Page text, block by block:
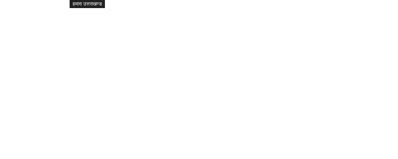
हमारा उत्तराखण्ड